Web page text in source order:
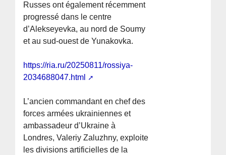
Russes ont également récemment
progressé dans le centre
d’Alekseyevka, au nord de Soumy
et au sud-ouest de Yunakovka.
https://ria.ru/20250811/rossiya-
2034688047.html
L’ancien commandant en chef des
forces armées ukrainiennes et
ambassadeur d’Ukraine à
Londres, Valeriy Zaluzhny, exploite
les divisions artificielles de la